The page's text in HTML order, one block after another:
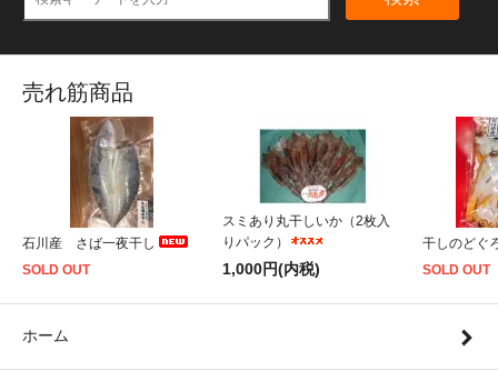
売れ筋商品
石川産 さば一夜干し
SOLD OUT
スミあり丸干しいか（2枚入
りパック）
1,000円(内税)
干しのどぐ
SOLD OUT
ホーム